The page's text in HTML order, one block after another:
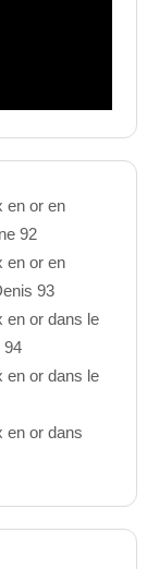
en or en
92
en or en
93
en or dans le
94
en or dans le
en or dans